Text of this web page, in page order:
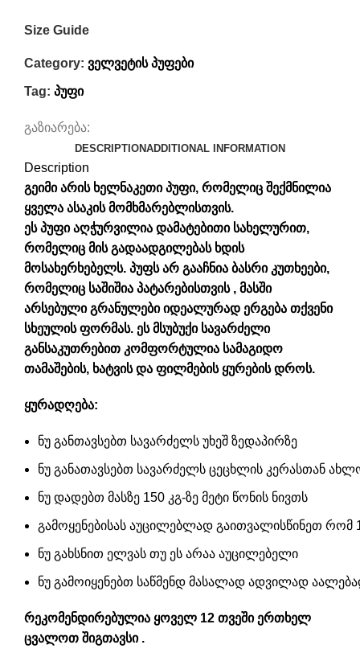
Size Guide
Category: ველვეტის პუფები
Tag: პუფი
გაზიარება:
DESCRIPTIONADDITIONAL INFORMATION
Description
გეიმი არის ხელნაკეთიპუფი, რომელიც შექმნილია
ყველა ასაკის მომხმარებლისთვის.
ესპუფიაღჭურვილია დამატებითი სახელურით,
რომელიც მის გადაადგილებას ხდის
მოსახერხებელს. პუფსარ გააჩნია ბასრი კუთხეები,
რომელიც საშიშია პატარებისთვის , მასში
არსებული გრანულები იდეალურად ერგება თქვენი
სხეულის ფორმას. ეს მსუბუქი სავარძელი
განსაკუთრებით კომფორტულია სამაგიდო
თამაშების, ხატვის და ფილმების ყურების დროს.
ყურადღება:
ნუ განთავსებთ სავარძელს უხეშ ზედაპირზე
ნუ განათავსებთ სავარძელს ცეცხლის კერასთან
ნუ დადებთ მასზე 150 კგ-ზე მეტი წონის ნივთს
გამოყენებისას აუცილებლად გაითვალისწინეთ რომ
ნუ გახსნით ელვას თუ ეს არაა აუცილებელი
ნუ გამოიყენებთ საწმენდ მასალად ადვილად
რეკომენდირებულია ყოველ 12 თვეში ერთხელ
ცვალოთ შიგთავსი .